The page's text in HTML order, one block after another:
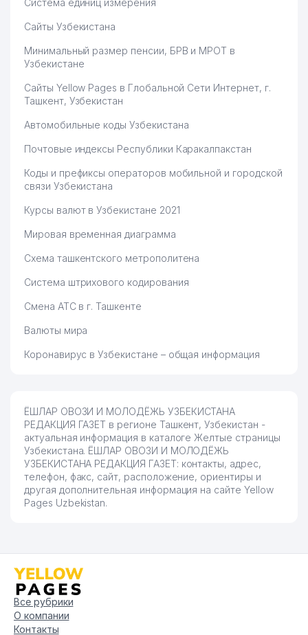
ИНФОРМАЦИОННО-
АНАЛИТИЧЕСКИЙ МЕДИА
ЦЕНТР АО УЗБЕКИСТОН
ТЕМИР ЙУЛЛАРИ
56 PRIME ECO FOODS ООО 282 м
58
ПРЕДСТАВИТЕЛЬСТВО
285 м
59
УПРАВЛЕНИЕ СТАТИСТИКИ
ЯККАСАРАЙСКОГО РАЙОНА
TARMOQLARI KORXONASI АО
ФОНД ПОДДЕРЖКИ
ХОЗЯЙСТВ
63
АГЕНТСТВО ПО УПРАВЛЕНИЮ
ГОСУДАРСТВЕННЫМИ
296 м
64 ZARAFSHON-ZIYO ЧП 296 м
65
ХУКУК ВА БУРЧ ИЖТИМОИЙ
ХУКУКИЙ ЖУРНАЛИ УП
296 м
66
САНАТОРНО-КУРОРТНОЕ
УПРАВЛЕНИЕ ПРИ СОВЕТЕ
ФЕДЕРАЦИИ ПРОФСОЮЗОВ
299 м
68
РЕДАКЦИЯ ГАЗЕТ
69
SHEDEVR САЛОН
ШВЕЙЦАРСКИХ ЧАСОВ И
Система единиц измерения
Сайты Узбекистана
Минимальный размер пенсии, БРВ и МРОТ в
Узбекистане
Сайты Yellow Pages в Глобальной Сети Интернет, г.
Ташкент, Узбекистан
Автомобильные коды Узбекистана
Почтовые индексы Республики Каракалпакстан
Коды и префиксы операторов мобильной и городской
связи Узбекистана
Курсы валют в Узбекистане 2021
Мировая временная диаграмма
Схема ташкентского метрополитена
Система штрихового кодирования
Смена АТС в г. Ташкенте
Валюты мира
Коронавирус в Узбекистане – общая информация
ЁШЛАР ОВОЗИ И МОЛОДЁЖЬ УЗБЕКИСТАНА
РЕДАКЦИЯ ГАЗЕТ в регионе Ташкент, Узбекистан -
актуальная информация в каталоге Желтые страницы
Узбекистана. ЁШЛАР ОВОЗИ И МОЛОДЁЖЬ
УЗБЕКИСТАНА РЕДАКЦИЯ ГАЗЕТ: контакты, адрес,
телефон, факс, сайт, расположение, ориентиры и
другая дополнительная информация на сайте Yellow
Pages Uzbekistan.
Все рубрики
О компании
Контакты